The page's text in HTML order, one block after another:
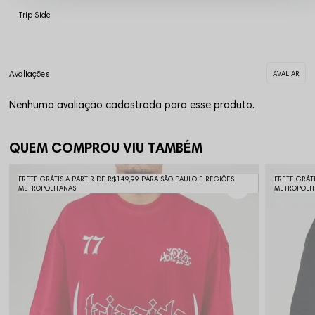
Trip Side
Nenhuma avaliação cadastrada para esse produto.
QUEM COMPROU VIU TAMBÉM
FRETE GRÁTIS A PARTIR DE R$149,99 PARA SÃO PAULO E REGIÕES
METROPOLITANAS
FRETE